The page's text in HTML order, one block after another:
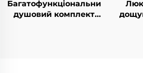
Багатофункціональний
душовий комплект